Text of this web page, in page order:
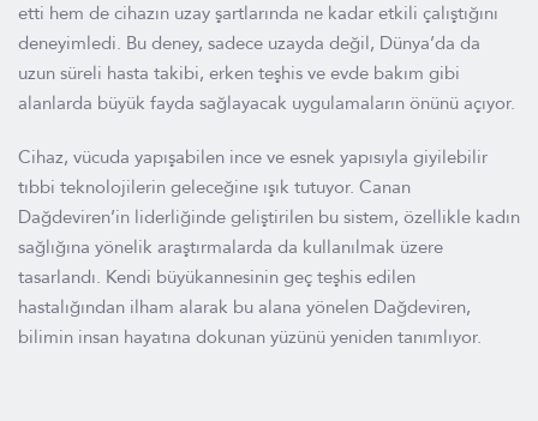
etti hem de cihazın uzay şartlarında ne kadar etkili çalıştığını
deneyimledi. Bu deney, sadece uzayda değil, Dünya’da da
uzun süreli hasta takibi, erken teşhis ve evde bakım gibi
alanlarda büyük fayda sağlayacak uygulamaların önünü açıyor.
Cihaz, vücuda yapışabilen ince ve esnek yapısıyla giyilebilir
tıbbi teknolojilerin geleceğine ışık tutuyor. Canan
Dağdeviren’in liderliğinde geliştirilen bu sistem, özellikle kadın
sağlığına yönelik araştırmalarda da kullanılmak üzere
tasarlandı. Kendi büyükannesinin geç teşhis edilen
hastalığından ilham alarak bu alana yönelen Dağdeviren,
bilimin insan hayatına dokunan yüzünü yeniden tanımlıyor.